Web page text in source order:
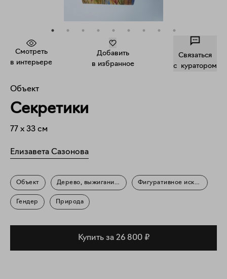
Смотреть
в интерьере
Добавить
в избранное
Связаться
c куратором
Объект
Секретики
77 x 33 см
Елизавета Сазонова
Объект Дерево, выжигание, акрилФигуративное искусство
Гендер Природа
Купить за 26 800 ₽